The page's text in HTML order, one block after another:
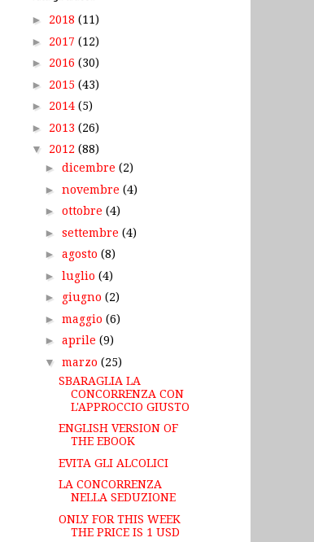
► 2018 (11)
► 2017 (12)
► 2016 (30)
► 2015 (43)
► 2014 (5)
► 2013 (26)
▼ 2012 (88)
►dicembre(2)
►novembre(4)
►ottobre(4)
►settembre(4)
►agosto(8)
►luglio(4)
► giugno(2)
►maggio(6)
►aprile(9)
▼marzo(25)
SBARAGLIA LA
CONCORRENZA CON
L'APPROCCIO GIUSTO
ENGLISH VERSION OF
THE EBOOK
EVITA GLI ALCOLICI
LA CONCORRENZA
NELLA SEDUZIONE
ONLY FOR THIS WEEK
THE PRICE IS 1 USD